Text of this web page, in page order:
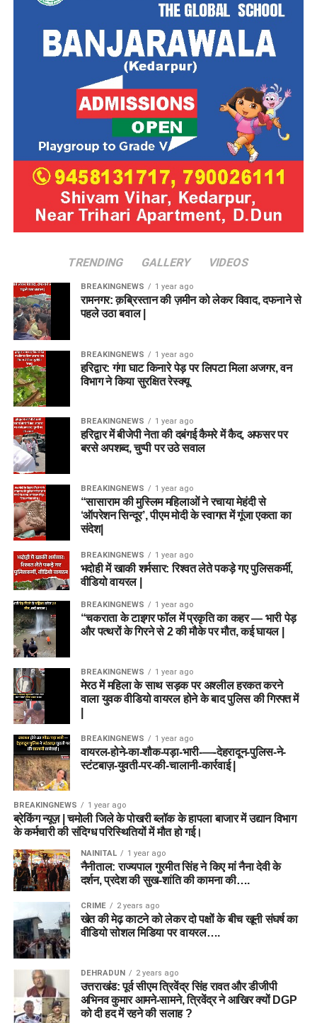
TRENDING GALLERY VIDEOS
BREAKINGNEWS 1 year ago
रामनगर: क़ब्रिस्तान की ज़मीन को लेकर विवाद, दफनाने से
पहले उठा बवाल |
BREAKINGNEWS 1 year ago
हरिद्वार: गंगा घाट किनारे पेड़ पर लिपटा मिला अजगर, वन
विभाग ने किया सुरक्षित रेस्क्यू
BREAKINGNEWS 1 year ago
हरिद्वार में बीजेपी नेता की दबंगई कैमरे में कैद, अफसर पर
बरसे अपशब्द, चुप्पी पर उठे सवाल
BREAKINGNEWS 1 year ago
“सासाराम की मुस्लिम महिलाओं ने रचाया मेहंदी से
‘ऑपरेशन सिन्दूर’, पीएम मोदी के स्वागत में गूंजा एकता का
संदेश|
BREAKINGNEWS 1 year ago
भदोही में खाकी शर्मसार: रिश्वत लेते पकड़े गए पुलिसकर्मी,
वीडियो वायरल |
BREAKINGNEWS 1 year ago
“चकराता के टाइगर फॉल में प्रकृति का कहर — भारी पेड़
और पत्थरों के गिरने से 2 की मौके पर मौत, कई घायल |
BREAKINGNEWS 1 year ago
मेरठ में महिला के साथ सड़क पर अश्लील हरकत करने
वाला युवक वीडियो वायरल होने के बाद पुलिस की गिरफ्त में
BREAKINGNEWS 1 year ago
वायरल-होने-का-शौक-पड़ा-भारी-—-देहरादून-पुलिस-ने-
स्टंटबाज़-युवती-पर-की-चालानी-कार्रवाई |
BREAKINGNEWS 1 year ago
ब्रेकिंग न्यूज़ | चमोली जिले के पोखरी ब्लॉक के हापला बाजार में उद्यान विभाग
के कर्मचारी की संदिग्ध परिस्थितियों में मौत हो गई।
NAINITAL 1 year ago
नैनीताल: राज्यपाल गुरमीत सिंह ने किए मां नैना देवी के
दर्शन, प्रदेश की सुख-शांति की कामना की….
CRIME 2 years ago
खेत की मेढ़ काटने को लेकर दो पक्षों के बीच खूनी संघर्ष का
वीडियो सोशल मिडिया पर वायरल….
DEHRADUN 2 years ago
उत्तराखंड: पूर्व सीएम त्रिवेंद्र सिंह रावत और डीजीपी
अभिनव कुमार आमने-सामने, त्रिवेंद्र ने आखिर क्यों DGP
को दी हद में रहने की सलाह ?